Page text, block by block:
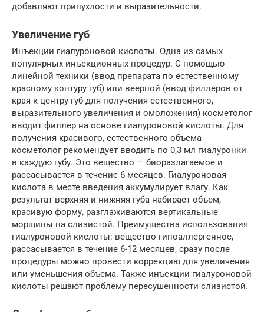
добавляют припухлости и выразительности.
Увеличение губ
Инъекции гиалуроновой кислоты. Одна из самых
популярных инъекционных процедур. С помощью
линейной техники (ввод препарата по естественному
красному контуру губ) или веерной (ввод филлеров от
края к центру губ для получения естественного,
выразительного увеличения и омоложения) косметолог
вводит филлер на основе гиалуроновой кислоты. Для
получения красивого, естественного объема
косметолог рекомендует вводить по 0,3 мл гиалуронки
в каждую губу. Это вещество — биоразлагаемое и
рассасывается в течение 6 месяцев. Гиалуроновая
кислота в месте введения аккумулирует влагу. Как
результат верхняя и нижняя губа набирает объем,
красивую форму, разглаживаются вертикальные
морщины на слизистой. Преимущества использования
гиалуроновой кислоты: вещество гипоаллергенное,
рассасывается в течение 6-12 месяцев, сразу после
процедуры можно провести коррекцию для увеличения
или уменьшения объема. Также инъекции гиалуроновой
кислоты решают проблему пересушенности слизистой.